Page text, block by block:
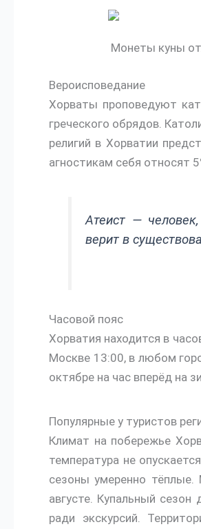
Монеты куны
Вероисповедание
Хорваты проповедуют
греческого обрядов.
религий в Хорватии
агностикам себя относят
Атеист —
верит в
Часовой пояс
Хорватия находится в
Москве 13:00, в любом
октябре на час вперёд на
Популярные у туристов
Климат на побережье
температура не
сезоны умеренно
августе. Купальный
ради экскурсий.